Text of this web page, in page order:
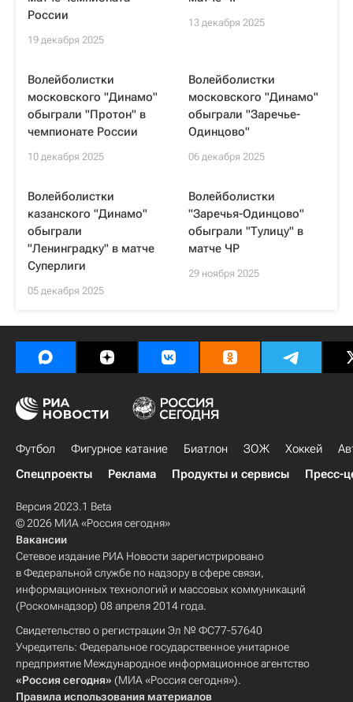
России
19 декабря 2025
13 декабря 2025
Волейболистки
московского "Динамо"
обыграли "Протон" в
чемпионате России
10 декабря 2025
Волейболистки
московского "Динамо"
обыграли "Заречье-
Одинцово"
06 декабря 2025
Волейболистки
казанского "Динамо"
обыграли
"Ленинградку" в матче
Суперлиги
05 декабря 2025
Волейболистки
"Заречья-Одинцово"
обыграли "Тулицу" в
матче ЧР
29 ноября 2025
Футбол Фигурное катание Биатлон ЗОЖ Хоккей
Спецпроекты
Реклама Продукты и сервисы Пресс-
Версия 2023.1 Beta
© 2026 МИА «Россия сегодня»
Вакансии
Сетевое издание РИА Новости зарегистрировано
в Федеральной службе по надзору в сфере связи,
информационных технологий и массовых коммуникаций
(Роскомнадзор) 08 апреля 2014 года.
Свидетельство о регистрации Эл № ФС77-57640
Учредитель: Федеральное государственное унитарное
предприятие Международное информационное агентство
«Россия сегодня» (МИА «Россия сегодня»).
Правила использования материалов